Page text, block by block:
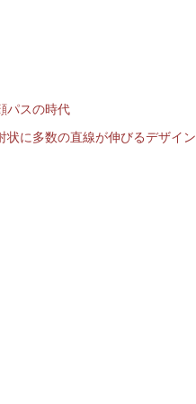
パスの時代
状に多数の直線が伸びるデザイン